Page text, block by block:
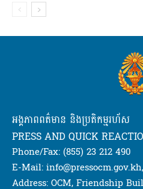
អង្គភាពពត៌មាន និងប្រតិកម្មរហ័ស
PRESS AND QUICK
Phone/Fax: (855) 23 212 490
E-Mail:
Address: OCM, Friendship